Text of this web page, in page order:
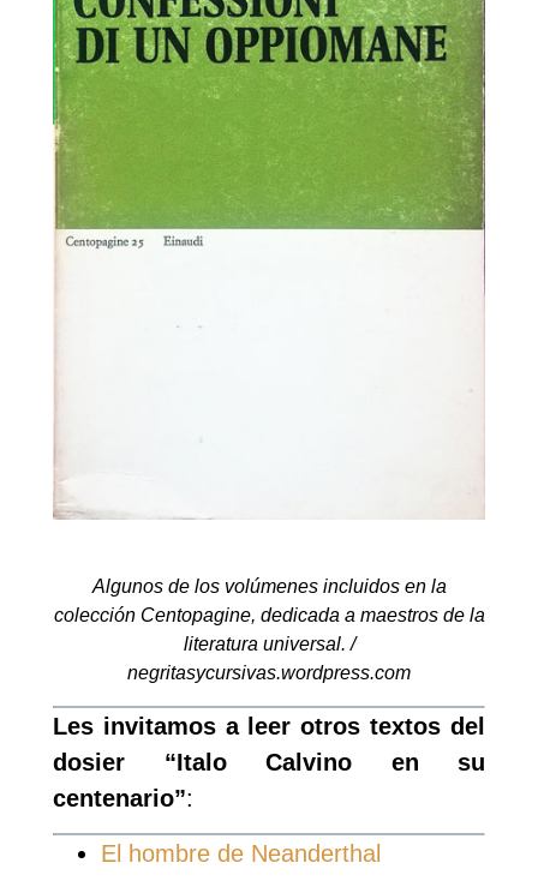
Algunos de los volúmenes incluidos en la
colección Centopagine, dedicada a maestros de la
literatura universal. /
negritasycursivas.wordpress.com
Les invitamos a leer otros textos del
dosier “Italo Calvino en su
centenario”:
El hombre de Neanderthal